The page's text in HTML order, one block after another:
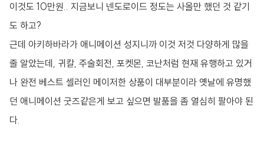
이것도 10만원.. 지금보니 넨도로이드 정도는 사올만 했던 것 같기
도 하고?
근데 아키하바라가 애니메이션 성지니까 이것 저것 다양하게 많을
줄 알았는데, 귀칼, 주술회전, 포켓몬, 코난처럼 현재 유행하고 있거
나 완전 베스트 셀러인 메이저한 상품이 대부분이라 옛날에 유명했
던 애니메이션 굿즈같은게 보고 싶으면 발품을 좀 열심히 팔아야 된
다.